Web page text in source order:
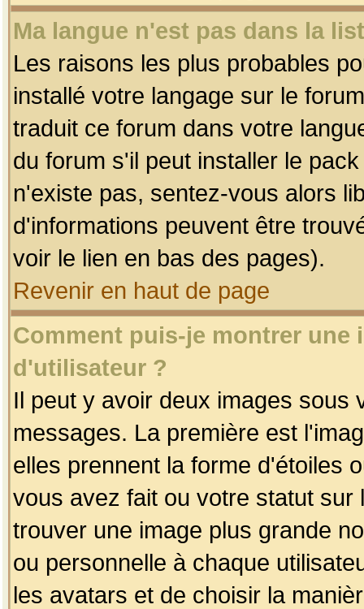
Ma langue n'est pas dans la
Les raisons les plus probables
installé votre langage sur le
traduit ce forum dans votre
du forum s'il peut installer le
n'existe pas, sentez-vous alors
d'informations peuvent être
voir le lien en bas des pages).
Revenir en haut de page
Comment puis-je montrer une
d'utilisateur ?
Il peut y avoir deux images sous
messages. La première est
elles prennent la forme d'étoiles
vous avez fait ou votre statut
trouver une image plus grande
ou personnelle à chaque
les avatars et de choisir la